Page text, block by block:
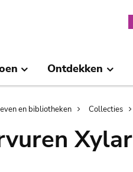
Ontdekken
en bibliotheken Collecties